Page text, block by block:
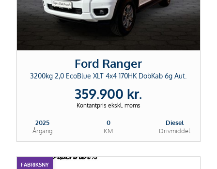
Ford Ranger
3200kg 2,0 EcoBlue XLT 4x4 170HK DobKab 6g Aut.
359.900 kr.
Kontantpris ekskl. moms
2025
Årgang
0
KM
Diesel
Drivmiddel
FABRIKSNY